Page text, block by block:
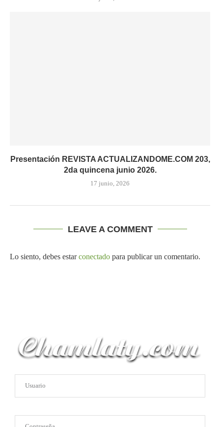
Presentación REVISTA ACTUALIZANDOME.COM 203,
2da quincena junio 2026.
17 junio, 2026
LEAVE A COMMENT
Lo siento, debes estarconectado para publicar un comentario.